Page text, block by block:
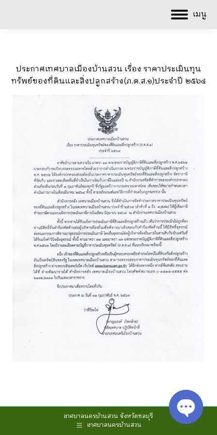
เมนู
ประกาศเทศบาลเมืองบ้านสวน เรื่อง ราคาประเมินทุน
ทรัพย์ของที่ดินและสิ่งปลูกสร้าง(ภ.ด.ส.๑)ประจำปี ๒๕๖๔
เทศบาลนครบ้านสวน จังหวัดชลบุรี
เทศบาลนครบ้านสวน